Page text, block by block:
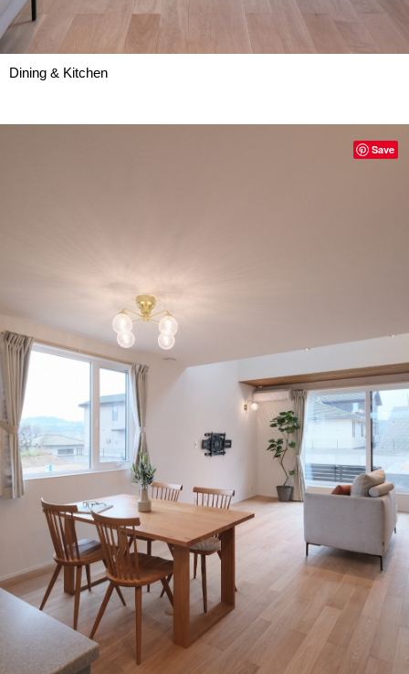
Dining & Kitchen
Save